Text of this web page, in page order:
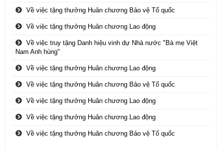
Về việc tặng thưởng Huân chương Bảo vệ Tổ quốc
Về việc tặng thưởng Huân chương Lao động
Về việc truy tặng Danh hiệu vinh dự Nhà nước "Bà mẹ Việt
Nam Anh hùng"
Về việc tặng thưởng Huân chương Lao động
Về việc tặng thưởng Huân chương Bảo vệ Tổ quốc
Về việc tặng thưởng Huân chương Lao động
Về việc tặng thưởng Huân chương Lao động
Về việc tặng thưởng Huân chương Bảo vệ Tổ quốc